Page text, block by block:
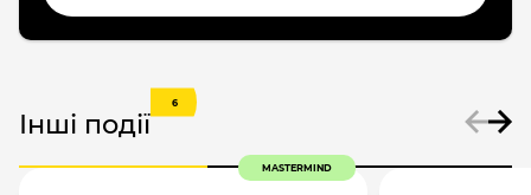
Інші події
6
MASTERMIND